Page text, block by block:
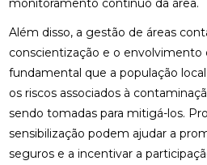
monitoramento contínuo da área.
Além disso, a gestão de áreas
conscientização e o envolvimento
fundamental que a população
os riscos associados à
sendo tomadas para mitigá-los.
sensibilização podem ajudar a
seguros e a incentivar a